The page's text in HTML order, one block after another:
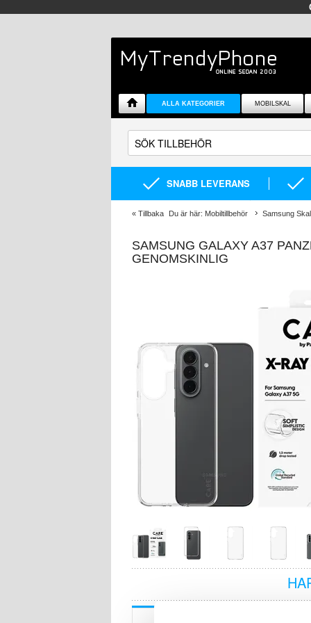
ALLA KATEGORIER MOBILSKAL
SNABB LEVERANS
« Tillbaka Du är här: Mobiltillbehör Samsung
SAMSUNG GALAXY A37
GENOMSKINLIG